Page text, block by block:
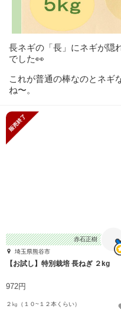
長ネギの「長」にネギが隠
でした👀
これが普通の棒なのとネギ
ね〜。
赤石正樹
埼玉県熊谷市
【お試し】特別栽培 長ねぎ ２kg
972円
２㎏（１０~１２本くらい）